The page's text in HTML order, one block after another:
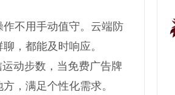
不用手动值守。云端防
，都能及时响应。
动步数，当免费广告牌
，满足个性化需求。